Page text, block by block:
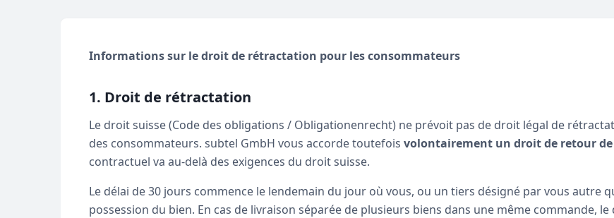
Informations sur le droit de rétractation pour les consommateurs
1. Droit de rétractation
Le droit suisse (Code des obligations / Obligationenrecht) ne prévoit pas de droit légal de
des consommateurs. subtel GmbH vous accorde toutefois volontairement un droit de retour de
contractuel va au-delà des exigences du droit suisse.
Le délai de 30 jours commence le lendemain du jour où vous, ou un tiers désigné par vous autre
possession du bien. En cas de livraison séparée de plusieurs biens dans une même commande,